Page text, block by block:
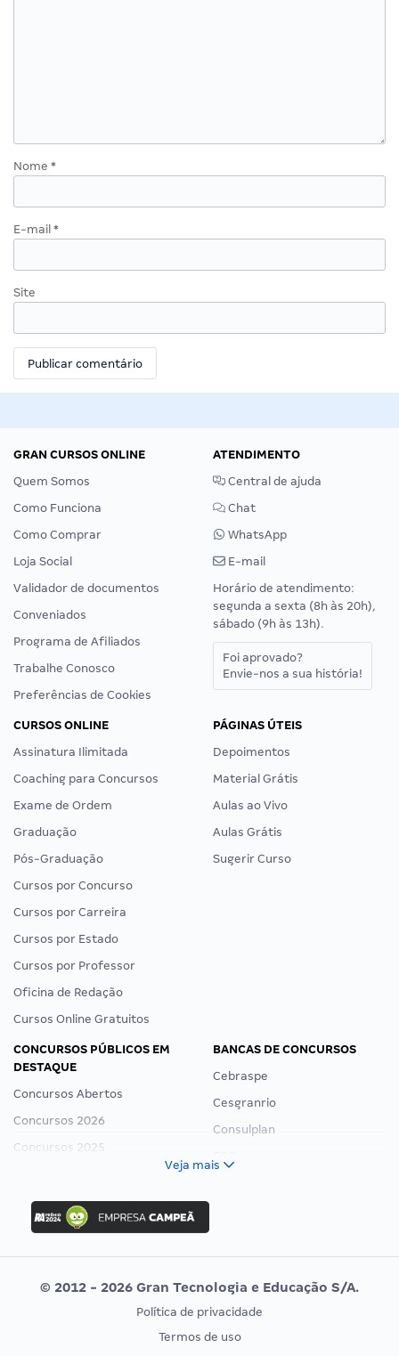
Nome *
E-mail *
Site
GRAN CURSOS ONLINE
Quem Somos
Como Funciona
Como Comprar
Loja Social
Validador de documentos
Conveniados
Programa de Afiliados
Trabalhe Conosco
Preferências de Cookies
ATENDIMENTO
Central de ajuda
Chat
WhatsApp
E-mail
Horário de atendimento:
segunda a sexta (8h às 20h),
sábado (9h às 13h).
Foi aprovado?
Envie-nos a sua história!
CURSOS ONLINE
Assinatura Ilimitada
Coaching para Concursos
Exame de Ordem
Graduação
Pós-Graduação
Cursos por Concurso
Cursos por Carreira
Cursos por Estado
Cursos por Professor
Oficina de Redação
Cursos Online Gratuitos
PÁGINAS ÚTEIS
Depoimentos
Material Grátis
Aulas ao Vivo
Aulas Grátis
Sugerir Curso
CONCURSOS PÚBLICOS EM
DESTAQUE
Concursos Abertos
Concursos 2026
Concursos 2025
Concurso Ibama
Concurso MPU
Editais publicados
BANCAS DE CONCURSOS
Cebraspe
Cesgranrio
Consulplan
Vunesp
CONCURSOS POR PROFISSÃO
EXAME DE ORDEM
Veja mais
© 2012 - 2026 Gran Tecnologia e Educação S/A.
Política de privacidade
Termos de uso